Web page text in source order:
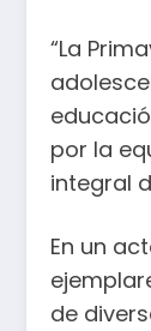
“La
por la
integral
En un
de